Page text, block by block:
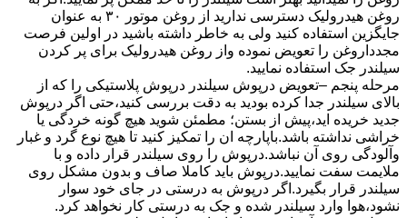
روغن هیدرولیک دسترسی ندارید از روغن موتور ۳۰ به عنوان
جایگزین استفاده کنید ولی به خاطر داشته باشید در اولین فرصت
مجدداروغن را تعویض نموده واز روغن هیدرولیک برای پر کردن
سیلندر جک استفاده نمایید.
مرحله پنجم –تعویض درپوش سیلندر درپوش پلاستیکی را که از
بالای سیلندر جدا کرده بودید به دقت بررسی کنید،حتی اگر درپوش
جدید خریده اید،پیش از بستن؛ مطمئن شوید هیچ گونه خردگی یا
خراشی نداشته باشد.باپارچه ان را تمکیز کنید تا هیچ نوع گرد و غبار
وآلودگی روی آن نباشد.درپوش را روی سیلندر قرار داده و با
ملایمت سفت نمایید.درپوش باید کاملا صاف و بدون مشکل روی
سیلندر قرار بگیرد.اگر درپوش به درستی در جای خود سوار
نشود،هوا وارد سیلندر شده و جک به درستی کار نخواهد کرد.